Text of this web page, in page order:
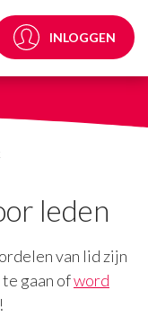
-
INLOGGEN
leden
van lid zijn
gaan ofword
!